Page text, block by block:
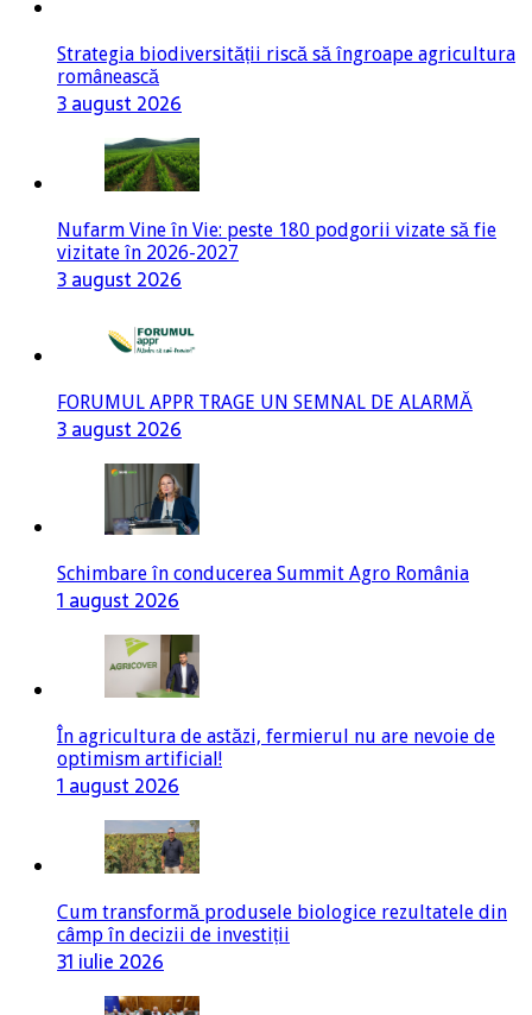
Strategia biodiversității riscă să îngroape agricultura
românească
3 august 2026
Nufarm Vine în Vie: peste 180 podgorii vizate să fie
vizitate în 2026-2027
3 august 2026
FORUMUL APPR TRAGE UN SEMNAL DE ALARMĂ
3 august 2026
Schimbare în conducerea Summit Agro România
1 august 2026
În agricultura de astăzi, fermierul nu are nevoie de
optimism artificial!
1 august 2026
Cum transformă produsele biologice rezultatele din
câmp în decizii de investiții
31 iulie 2026